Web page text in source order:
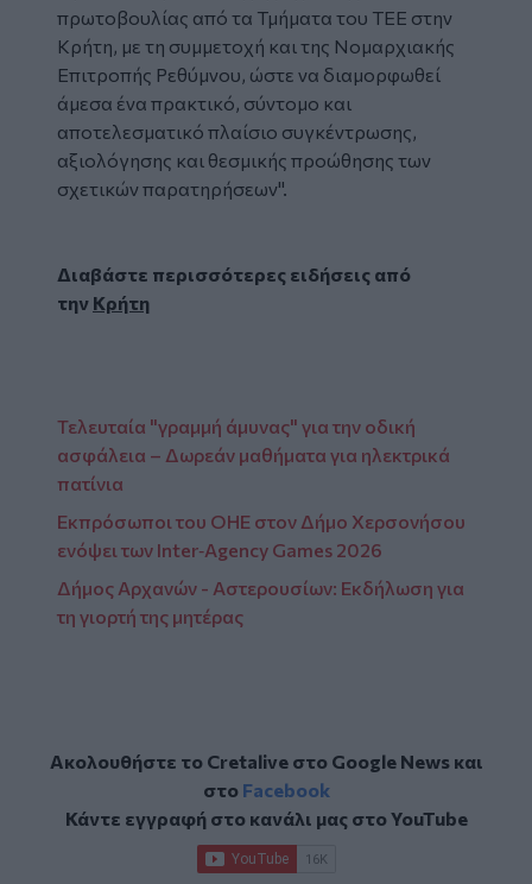
πρωτοβουλίας από τα Τμήματα του ΤΕΕ στην
Κρήτη, με τη συμμετοχή και της Νομαρχιακής
Επιτροπής Ρεθύμνου, ώστε να διαμορφωθεί
άμεσα ένα πρακτικό, σύντομο και
αποτελεσματικό πλαίσιο συγκέντρωσης,
αξιολόγησης και θεσμικής προώθησης των
σχετικών παρατηρήσεων".
Διαβάστε περισσότερες ειδήσεις από
την Κρήτη
Τελευταία "γραμμή άμυνας" για την οδική
ασφάλεια – Δωρεάν μαθήματα για ηλεκτρικά
πατίνια
Εκπρόσωποι του ΟΗΕ στον Δήμο Χερσονήσου
ενόψει των Inter‑Agency Games 2026
Δήμος Αρχανών - Αστερουσίων: Εκδήλωση για
τη γιορτή της μητέρας
Ακολουθήστε το Cretalive στο Google Newsκαι
στο Facebook
Κάντε εγγραφή στο κανάλι μας στοYouTube